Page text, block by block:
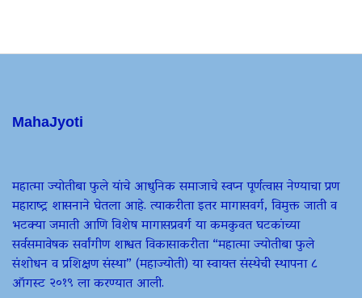
MahaJyoti
महात्मा ज्योतीबा फुले यांचे आधुनिक समाजाचे स्वप्न पूर्णत्वास नेण्याचा प्रण
महाराष्ट्र शासनाने घेतला आहे. त्याकरीता इतर मागासवर्ग, विमुक्त जाती व
भटक्या जमाती आणि विशेष मागासप्रवर्ग या कमकुवत घटकांच्या
सर्वसमावेषक सर्वांगीण शाश्वत विकासाकरीता “महात्मा ज्योतीबा फुले
संशोधन व प्रशिक्षण संस्था” (महाज्योती) या स्वायत्त संस्थेची स्थापना ८
ऑगस्ट २०१९ ला करण्यात आली.